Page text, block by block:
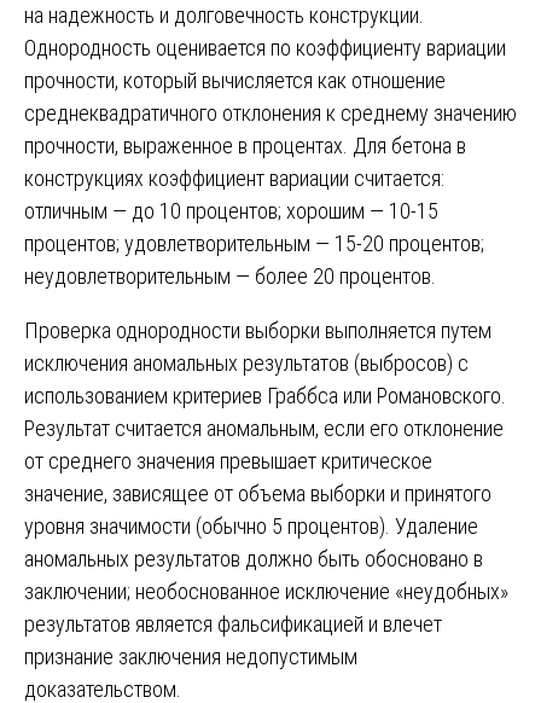
на надежность и долговечность конструкции.
Однородность оценивается по коэффициенту вариации
прочности, который вычисляется как отношение
среднеквадратичного отклонения к среднему значению
прочности, выраженное в процентах. Для бетона в
конструкциях коэффициент вариации считается:
отличным — до 10 процентов; хорошим — 10-15
процентов; удовлетворительным — 15-20 процентов;
неудовлетворительным — более 20 процентов.
Проверка однородности выборки выполняется путем
исключения аномальных результатов (выбросов) с
использованием критериев Граббса или Романовского.
Результат считается аномальным, если его отклонение
от среднего значения превышает критическое
значение, зависящее от объема выборки и принятого
уровня значимости (обычно 5 процентов). Удаление
аномальных результатов должно быть обосновано в
заключении; необоснованное исключение «неудобных»
результатов является фальсификацией и влечет
признание заключения недопустимым
доказательством.